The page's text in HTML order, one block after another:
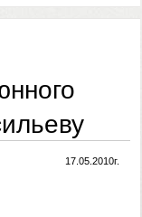
17.05.2010г.